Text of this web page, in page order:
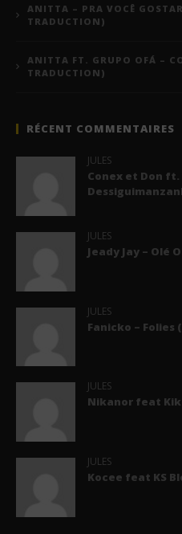
ANITTA – PRA VOCÊ
TRADUCTION)
ANITTA FT. GRUPO OFÁ –
TRADUCTION)
RÉCENT COMMENTAIRES
JULES
Conex et Don ft.
JULES
Jeady Jay – Olé
JULES
Fanicko – Folies
JULES
Nikanor feat
JULES
Kocee feat KS